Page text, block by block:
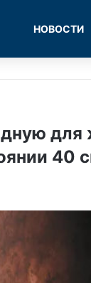
НОВОСТИ
для
40